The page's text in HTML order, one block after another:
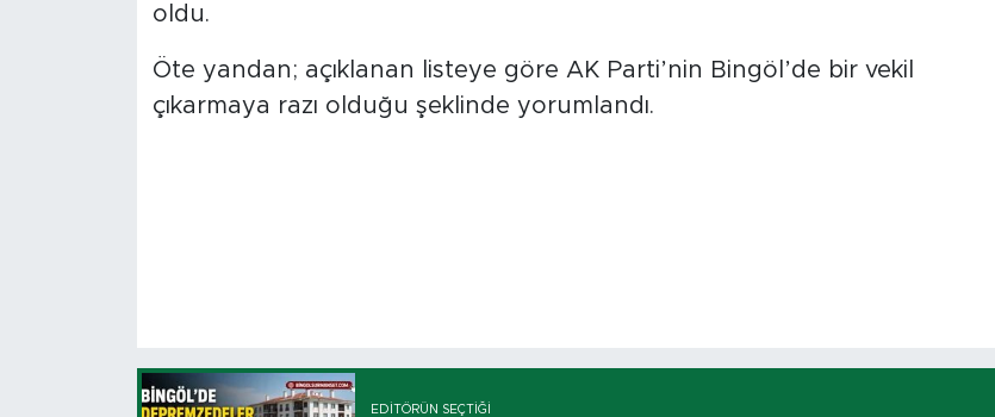
oldu.
Öte yandan; açıklanan listeye göre AK Parti’nin Bingöl’de bir vekil
çıkarmaya razı olduğu şeklinde yorumlandı.
EDITÖRÜN SEÇTIĞI